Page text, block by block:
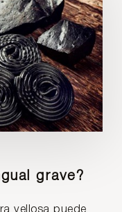
grave?
vellosa puede